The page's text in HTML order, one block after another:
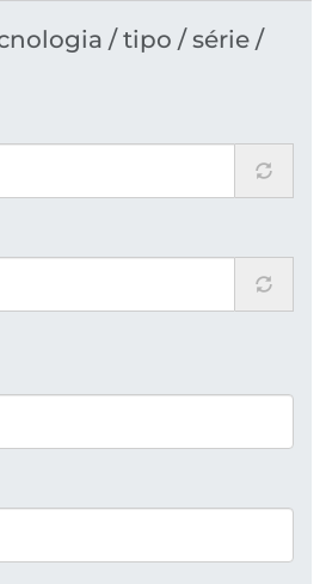
/ tipo / série /